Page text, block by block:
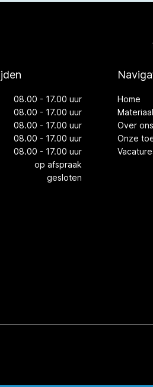
08.00 - 17.00 uur
08.00 - 17.00 uur
08.00 - 17.00 uur
08.00 - 17.00 uur
08.00 - 17.00 uur
op afspraak
gesloten
Home
Over ons
Onze